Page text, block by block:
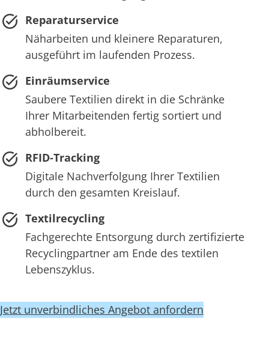
Reparaturservice
Näharbeiten und kleinere Reparaturen,
ausgeführt im laufenden Prozess.
Einräumservice
Saubere Textilien direkt in die Schränke
Ihrer Mitarbeitenden fertig sortiert und
abholbereit.
RFID-Tracking
Digitale Nachverfolgung Ihrer Textilien
durch den gesamten Kreislauf.
Textilrecycling
Fachgerechte Entsorgung durch zertifizierte
Recyclingpartner am Ende des textilen
Lebenszyklus.
Jetzt unverbindliches Angebot anfordern